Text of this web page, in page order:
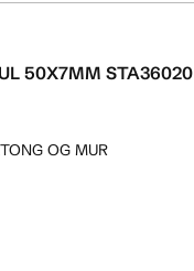
50X7MM STA36020
OG MUR